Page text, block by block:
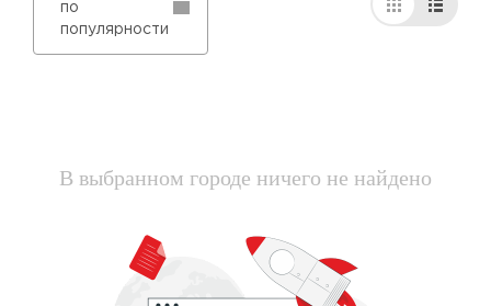
по
популярности
В выбранном городе ничего не найдено